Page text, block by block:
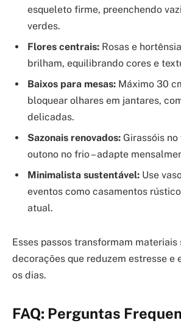
esqueleto firme, preenchendo
verdes.
Flores centrais: Rosas e
brilham, equilibrando cores e
Baixos para mesas: Máximo 30
bloquear olhares em jantares,
delicadas.
Sazonais renovados: Girassóis
outono no frio – adapte
Minimalista sustentável: Use
eventos como casamentos
atual.
Esses passos transformam materiais
decorações que reduzem estresse e
os dias.
FAQ: Perguntas